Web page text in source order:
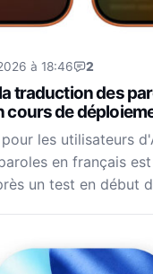
à 18:46 2
traduction des
cours de
les utilisateurs
en français
un test en début